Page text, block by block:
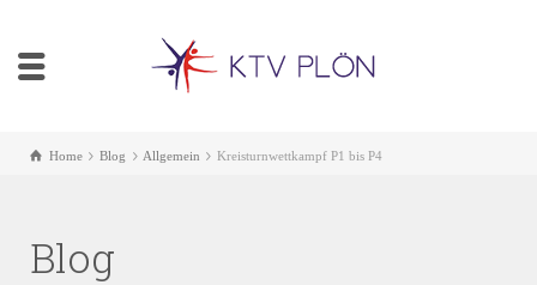
Home Blog Allgemein Kreisturnwettkampf P1 bis P4
Blog